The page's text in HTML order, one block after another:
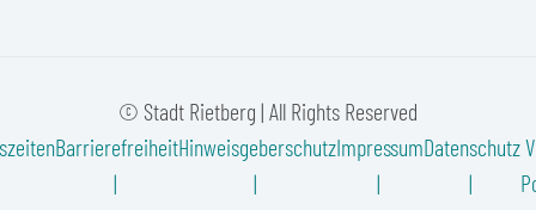
© Stadt Rietberg | All Rights Reserved
BarrierefreiheitHinweisgeberschutzImpressumDatenschutz